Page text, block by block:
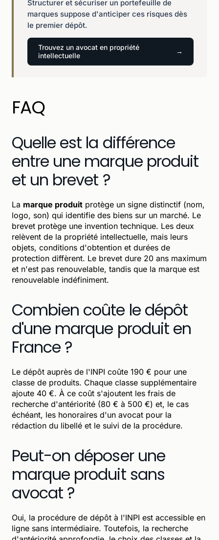
Structurer et sécuriser un portefeuille de
marques suppose d'anticiper ces risques dès
le premier dépôt.
Trouvez un avocat en propriété
intellectuelle
FAQ
Quelle est la différence
entre une marque produit
et un brevet ?
La marque produit protège un signe distinctif (nom,
logo, son) qui identifie des biens sur un marché. Le
brevet protège une invention technique. Les deux
relèvent de la propriété intellectuelle, mais leurs
objets, conditions d'obtention et durées de
protection diffèrent. Le brevet dure 20 ans maximum
et n'est pas renouvelable, tandis que la marque est
renouvelable indéfiniment.
Combien coûte le dépôt
d'une marque produit en
France ?
Le dépôt auprès de l'INPI coûte 190 € pour une
classe de produits. Chaque classe supplémentaire
ajoute 40 €. À ce coût s'ajoutent les frais de
recherche d'antériorité (80 € à 500 €) et, le cas
échéant, les honoraires d'un avocat pour la
rédaction du libellé et le suivi de la procédure.
Peut-on déposer une
marque produit sans
avocat ?
Oui, la procédure de dépôt à l'INPI est accessible en
ligne sans intermédiaire. Toutefois, la recherche